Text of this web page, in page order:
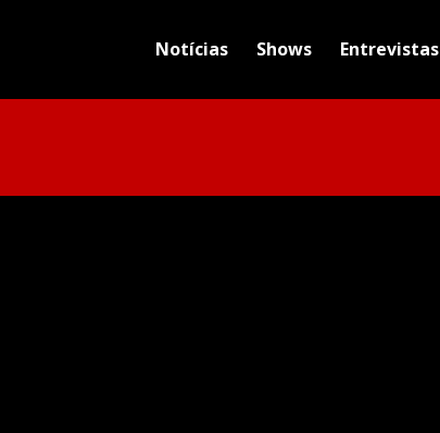
Notícias Shows Entrevistas